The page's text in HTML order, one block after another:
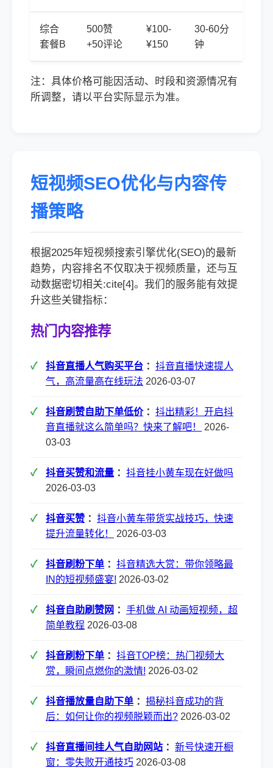
综合
套餐B
500赞
+50评论
¥100-
¥150
30-60分
钟
注：具体价格可能因活动、时段和资源情况有
所调整，请以平台实际显示为准。
短视频SEO优化与内容传
播策略
根据2025年短视频搜索引擎优化(SEO)的最新
趋势，内容排名不仅取决于视频质量，还与互
动数据密切相关:cite[4]。我们的服务能有效提
升这些关键指标：
热门内容推荐
抖音直播人气购买平台 ： 抖音直播快速提人
气，高流量高在线玩法 2026-03-07
抖音刷赞自助下单低价： 抖出精彩！开启抖
音直播就这么简单吗？快来了解吧！
2026-
03-03
抖音买赞和流量 ： 抖音挂小黄车现在好做吗
2026-03-03
抖音买赞 ： 抖音小黄车带货实战技巧，快速
提升流量转化！
2026-03-03
抖音刷粉下单 ： 抖音精选大赏：带你领略最
IN的短视频盛宴! 2026-03-02
抖音自助刷赞网 ： 手机做 AI 动画短视频，超
简单教程 2026-03-08
抖音刷粉下单 ： 抖音TOP榜：热门视频大
赏，瞬间点燃你的激情! 2026-03-02
抖音播放量自助下单 ： 揭秘抖音成功的背
后：如何让你的视频脱颖而出? 2026-03-02
抖音直播间挂人气自助网站 ： 新号快速开橱
窗：零失败开通技巧 2026-03-08